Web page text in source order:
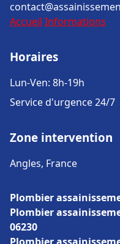
Accueil Informations
Horaires
Lun-Ven: 8h-19h
Service d'urgence 24/7
Zone intervention
Angles, France
Plombier
Plombier
06230